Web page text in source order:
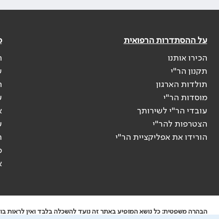
על ההסתדרות הרפואית
הכירו אותנו
תקנון הר"י
תולדות הארגון
מוסדות הר"י
עובדי הר"י לשירותך
הצטרפות להר"י
הורידו את אפליקציית הר"י
הבהרה משפטית: כל נושא המופיע באתר זה נועד להשכלה בלבד ואין לראות